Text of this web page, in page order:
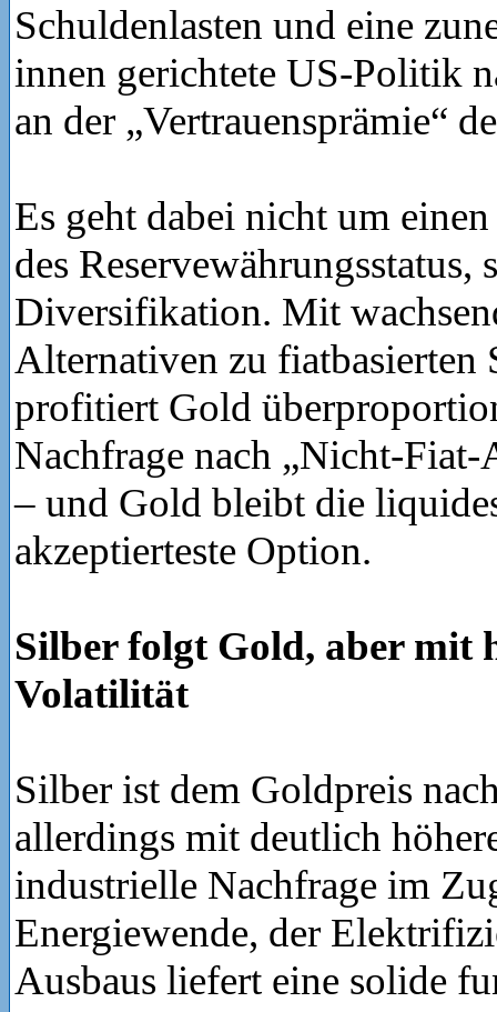
Schuldenlasten und eine
innen gerichtete US-Politik
an der „Vertrauensprämie“
Es geht dabei nicht um
des Reservewährungsstatus,
Diversifikation. Mit
Alternativen zu fiatbasierten
profitiert Gold
Nachfrage nach „Nicht-Fiat-
– und Gold bleibt die
akzeptierteste Option.
Silber folgt Gold, aber mit
Volatilität
Silber ist dem Goldpreis
allerdings mit deutlich
industrielle Nachfrage im
Energiewende, der
Ausbaus liefert eine solide